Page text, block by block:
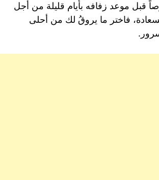
قبل موعد زفافه بأيام قليلة من أجل
فاختر ما يروقُ لك من أحلى